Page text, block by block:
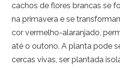
cachos de flores brancas se
na primavera e se
cor vermelho-alaranjado,
até o outono. A planta pode
cercas vivas, ser plantada